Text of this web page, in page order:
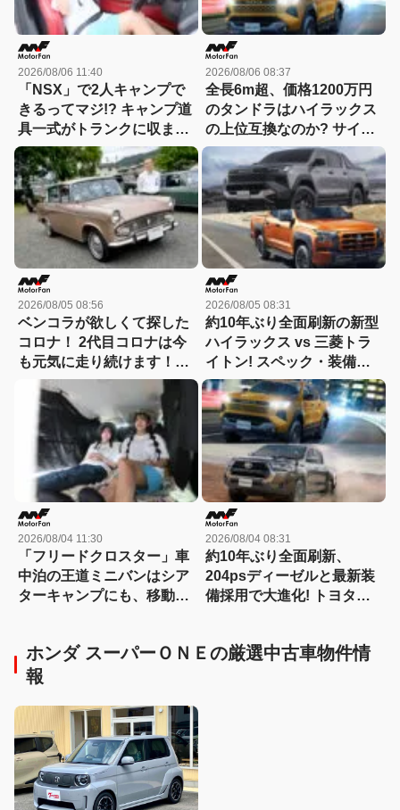
2026/08/06 11:40
「NSX」で2人キャンプで
きるってマジ!? キャンプ道
具一式がトランクに収まっ
た！「シビックRS」なら
車中泊もできる【Hondaキ
ャンプ】
2026/08/06 08:37
全長6m超、価格1200万円
のタンドラはハイラックス
の上位互換なのか? サイ
ズ・装備・走り・価格を徹
底比較して分かった決定的
な違い 【新型ハイラックス
徹底比較】
2026/08/05 08:56
ベンコラが欲しくて探した
コロナ！ 2代目コロナは今
も元気に走り続けます！
【花見の里で感謝の集いや
ります！】
2026/08/05 08:31
約10年ぶり全面刷新の新型
ハイラックス vs 三菱トラ
イトン! スペック・装備・
価格を比較、勝った点/惜し
い点を徹底検証! 【新型ハ
イラックス 徹底比較】
2026/08/04 11:30
「フリードクロスター」車
中泊の王道ミニバンはシア
ターキャンプにも、移動オ
2026/08/04 08:31
約10年ぶり全面刷新、
204psディーゼルと最新装
備採用で大進化! トヨタ新
ックス 徹底比較】
ホンダ スーパーＯＮＥの厳選中古車物件情
報